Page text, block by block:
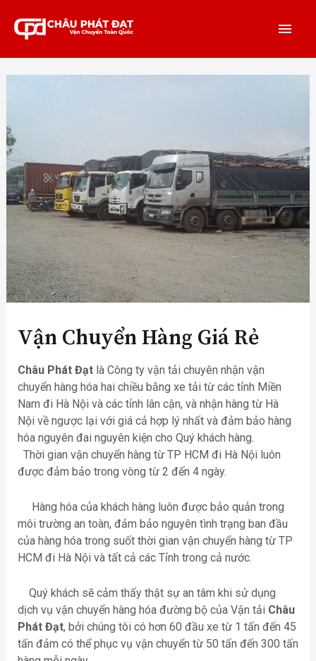
Vận Chuyển Hàng Giá Rẻ
Châu Phát Đạtlà Công ty vận tải chuyên nhận vận
chuyển hàng hóa hai chiều bằng xe tải từ các tỉnh Miền
Nam đi Hà Nội và các tỉnh lân cận, và nhận hàng từ Hà
Nội về ngược lại với giá cả hợp lý nhất và đảm bảo hàng
hóa nguyên đai nguyên kiện cho Quý khách hàng.
Thời gian vận chuyển hàng từ TP HCM đi Hà Nội luôn
được đảm bảo trong vòng từ 2 đến 4 ngày.
Hàng hóa của khách hàng luôn được bảo quản trong
môi trường an toàn, đảm bảo nguyên tình trạng ban đầu
của hàng hóa trong suốt thời gian vận chuyển hàng từ TP
HCM đi Hà Nội và tất cả các Tỉnh trong cả nước.
Quý khách sẽ cảm thấy thật sự an tâm khi sử dụng
dịch vụ vận chuyển hàng hóa đường bộ của Vận tải Châu
Phát Đạt, bởi chúng tôi có hơn 60 đầu xe từ 1 tấn đến 45
tấn đảm có thể phục vụ vận chuyển từ 50 tấn đến 300 tấn